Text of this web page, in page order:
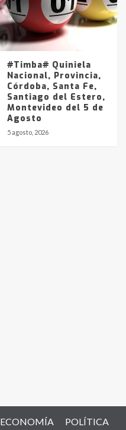
#Timba# Quiniela
Nacional, Provincia,
Córdoba, Santa Fe,
Santiago del Estero,
Montevideo del 5 de
Agosto
5 agosto, 2026
ECONOMÍA POLÍTICA